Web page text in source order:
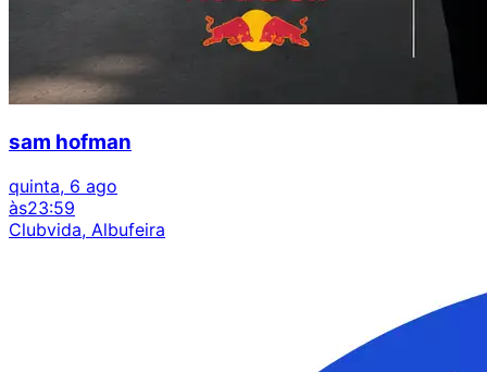
sam hofman
quinta, 6 ago
às23:59
Clubvida, Albufeira